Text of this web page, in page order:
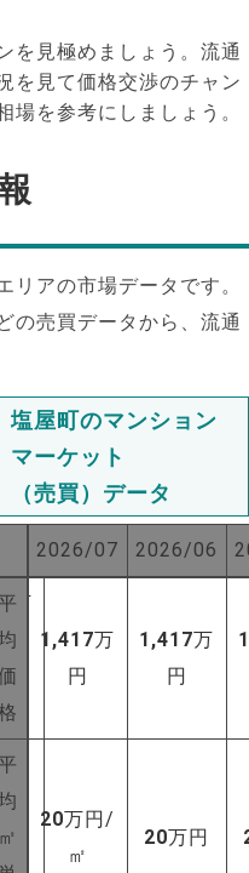
を見極めましょう。流通
を見て価格交渉のチャン
場を参考にしましょう。
リアの市場データです。
の売買データから、流通
万
/
塩屋町のマンション
マーケット
（売買）データ
2026/07 2026/06
1,417万
円
1,417万
円
㎡
20万円/
㎡
20万円